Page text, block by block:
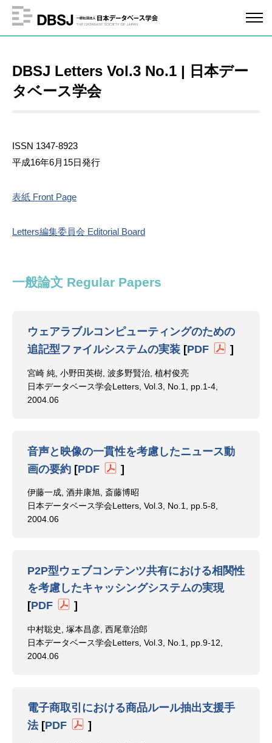
DBSJ Letters Vol.3 No.1 | 日本デー
タベース学会
ISSN 1347-8923
平成16年6月15日発行
表紙 Front Page
Letters編集委員会 Editorial Board
一般論文 Regular Papers
ウェアラブルコンピューティングのための
追記型ファイルシステムの実装 [PDF ]
宮崎 純, 小野田英樹, 波多野賢治, 植村俊亮
日本データベース学会Letters, Vol.3, No.1, pp.1-4,
2004.06
音声と映像の一貫性を考慮したニュース動
画の要約 [PDF ]
伊藤一成, 酒井康旭, 斎藤博昭
日本データベース学会Letters, Vol.3, No.1, pp.5-8,
2004.06
P2P型ウェブコンテンツ共有における相関性
を考慮したキャッシングシステムの実現
[PDF ]
中村聡史, 塚本昌彦, 西尾章治郎
日本データベース学会Letters, Vol.3, No.1, pp.9-12,
2004.06
電子商取引における商品ルール抽出支援手
法[PDF ]